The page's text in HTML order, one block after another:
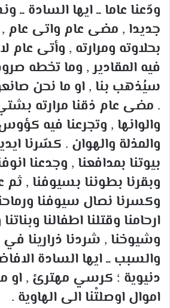
ودّعنا عاما ــ ايها السادة ــ
جديدا , مضى عام واتى
بحلاوته ومرارته , وأتى عام
فيه المقادير , وما تخطه
سيُذهب بنا , او ما نحن
. مضى عام ذقنا مرارته
والوانها , وتجرعنا فيه
والمذلة والهوان . كسّرنا
بيوتنا بمدافعنا , وجدعنا
وبقرنا بطوننا بسيوفنا , ثم
وكسرنا نصال سيوفنا
ارحامنا وقتلنا اطفالنا
وشيوخنا , شردنا ذرارينا
والسبب ــ ايها السادة
دنيوية ؛ كرسي مهترئ , او
اموال اوصلتْنا الى الهاوية .